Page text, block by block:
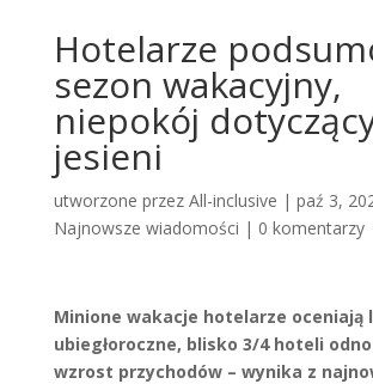
Hotelarze
sezon wakacyjny,
niepokój
jesieni
utworzone przez All-inclusive | paź 3,
Najnowsze wiadomości | 0 komentarzy
Minione wakacje hotelarze oceniają
ubiegłoroczne, blisko 3/4 hoteli
wzrost przychodów – wynika z